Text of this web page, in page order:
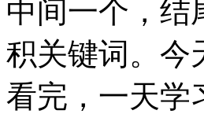
中间一个，结
积关键词。今
看完，一天学